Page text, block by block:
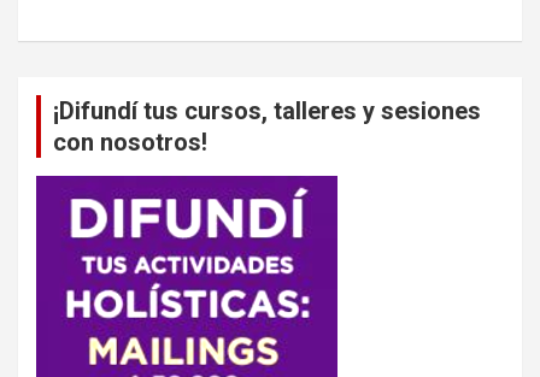
¡Difundí tus cursos, talleres y sesiones
con nosotros!